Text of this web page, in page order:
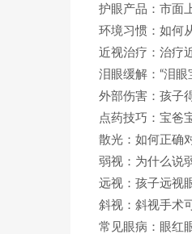
护眼产品：市面
环境习惯：如何
近视治疗：治疗
泪眼缓解：“泪
外部伤害：孩子
点药技巧：宝爸
散光：如何正确
弱视：为什么说
远视：孩子远视
斜视：斜视手术
常见眼病：眼红